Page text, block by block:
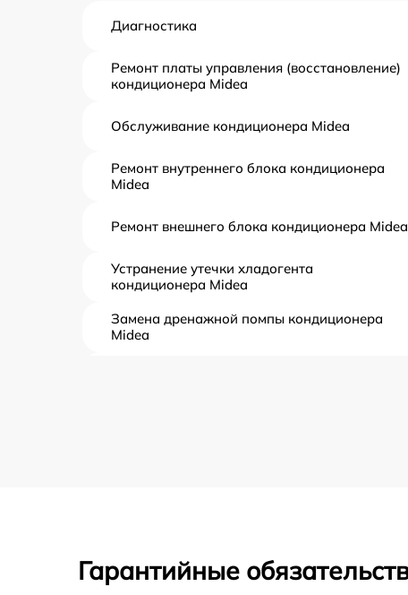
Диагностика
Ремонт платы управления (восстановление)
кондиционера Midea
Обслуживание кондиционера Midea
Ремонт внутреннего блока кондиционера
Midea
Ремонт внешнего блока кондиционера Midea
Устранение утечки хладогента
кондиционера Midea
Замена дренажной помпы кондиционера
Midea
Гарантийные